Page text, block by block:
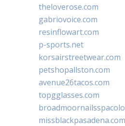
theloverose.com
gabriovoice.com
resinflowart.com
p-sports.net
korsairstreetwear.com
petshopallston.com
avenue26tacos.com
topgglasses.com
missblackpasadena.com